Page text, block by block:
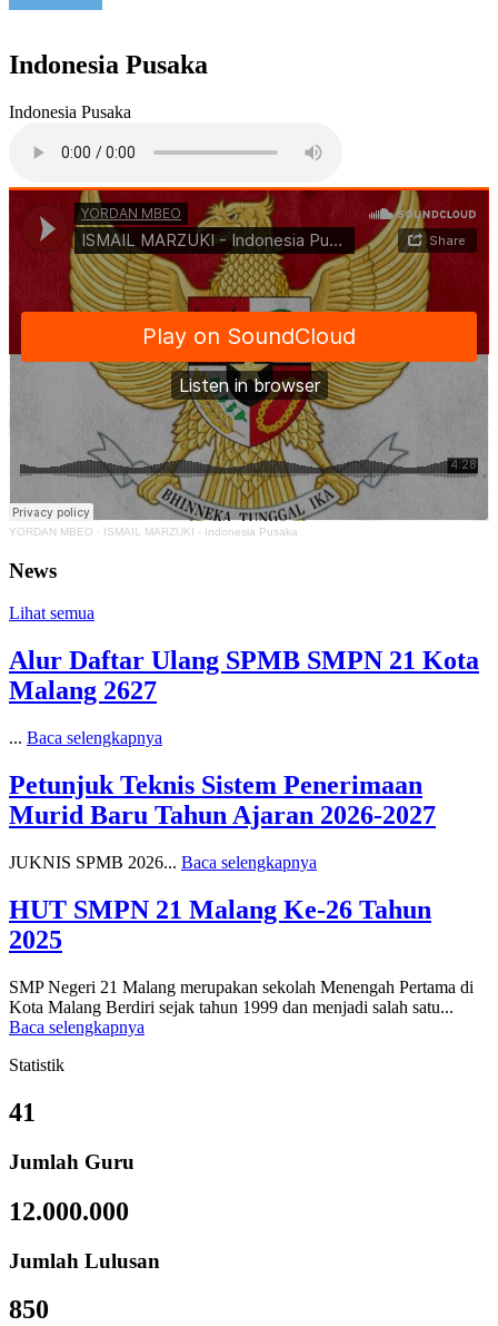
Indonesia Pusaka
Indonesia Pusaka
YORDAN MBEO · ISMAIL MARZUKI - Indonesia Pusaka
News
Lihat semua
Alur Daftar Ulang SPMB SMPN 21 Kota
Malang 2627
... Baca selengkapnya
Petunjuk Teknis Sistem Penerimaan
Murid Baru Tahun Ajaran 2026-2027
JUKNIS SPMB 2026... Baca selengkapnya
HUT SMPN 21 Malang Ke-26 Tahun
2025
SMP Negeri 21 Malang merupakan sekolah Menengah Pertama di
Kota Malang Berdiri sejak tahun 1999 dan menjadi salah satu...
Baca selengkapnya
Statistik
41
Jumlah Guru
12.000.000
Jumlah Lulusan
850